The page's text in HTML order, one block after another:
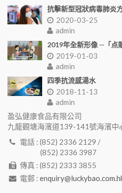
抗擊新型冠狀病毒肺炎
2020-03-25
admin
2019年全新形像 ─「点
2019-01-03
admin
四季抗流感湯水
2018-11-13
admin
盈弘健康食品有限公司
九龍觀塘海濱道139-141號海濱中
電話 : (852) 2336 2129 /
(852) 2336 3987
傳真 : (852) 2333 3855
電郵 :